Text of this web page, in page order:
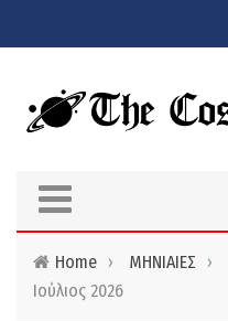
Home › ΜΗΝΙΑΙΕΣ ›
Ιούλιος 2026